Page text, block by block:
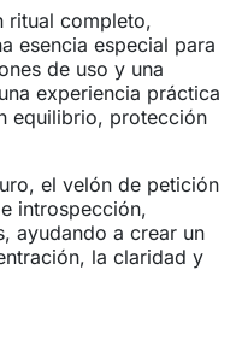
ritual completo,
esencia especial para
de uso y una
experiencia práctica
equilibrio, protección
el velón de petición
introspección,
ayudando a crear un
la claridad y